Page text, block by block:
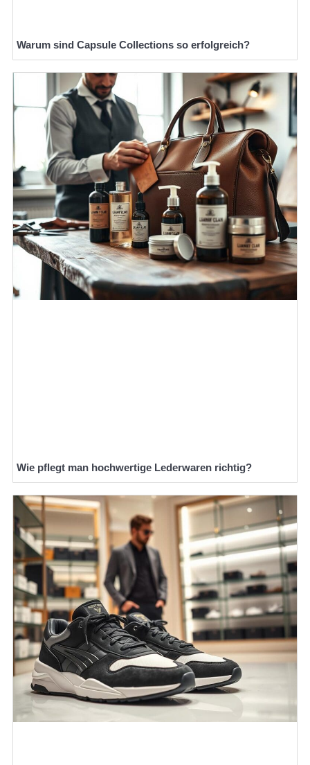
Warum sind Capsule Collections so erfolgreich?
Wie pflegt man hochwertige Lederwaren richtig?